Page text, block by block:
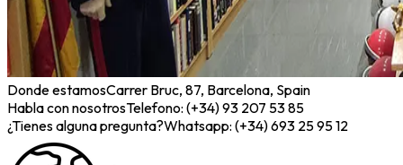
Donde estamosCarrer Bruc, 87, Barcelona, Spain
Habla con nosotrosTelefono: (+34) 93 207 53 85
¿Tienes alguna pregunta?Whatsapp: (+34) 693 25 95 12